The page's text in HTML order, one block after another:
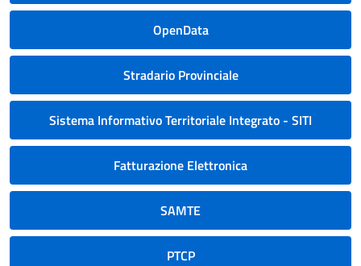
OpenData
Stradario Provinciale
Sistema Informativo Territoriale Integrato - SITI
Fatturazione Elettronica
SAMTE
PTCP